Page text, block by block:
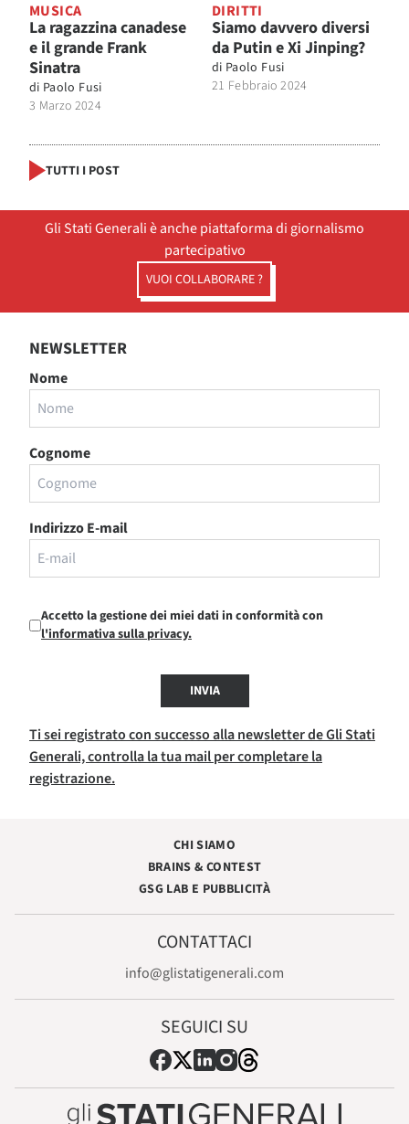
MUSICA
La ragazzina canadese
e il grande Frank
Sinatra
di Paolo Fusi
3 Marzo 2024
DIRITTI
Siamo davvero diversi
da Putin e Xi Jinping?
di Paolo Fusi
21 Febbraio 2024
TUTTI I POST
Gli Stati Generali è anche piattaforma di giornalismo
partecipativo
VUOI COLLABORARE ?
NEWSLETTER
Nome
Cognome
Indirizzo E-mail
Accetto la gestione dei miei dati in conformità con
l'informativa sulla privacy.
INVIA
Ti sei registrato con successo alla newsletter de Gli Stati
Generali, controlla la tua mail per completare la
registrazione.
CHI SIAMO
BRAINS & CONTEST
GSG LAB E PUBBLICITÀ
CONTATTACI
info@glistatigenerali.com
SEGUICI SU